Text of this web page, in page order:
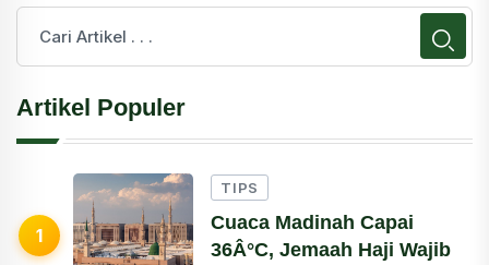
Artikel Populer
1
TIPS
Cuaca Madinah Capai
36Â°C, Jemaah Haji Wajib